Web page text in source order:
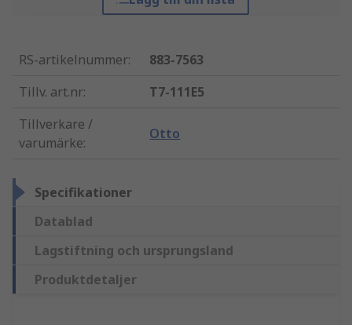
RS-artikelnummer:
883-7563
Tillv. art.nr:
T7-111E5
Tillverkare /
varumärke:
Otto
Specifikationer
Datablad
Lagstiftning och ursprungsland
Produktdetaljer